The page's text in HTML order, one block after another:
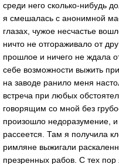
среди него сколько-нибудь
я смешалась с анонимной
глазах, чужое несчастье
ничто не отгораживало от
прошлое и ничего не ждала
себе возможности выжить
на заводе ранило меня
встреча при любых
говорящим со мной без
произошло недоразумение,
рассеется. Там я получила
римляне выжигали
презренных рабов. С тех пор